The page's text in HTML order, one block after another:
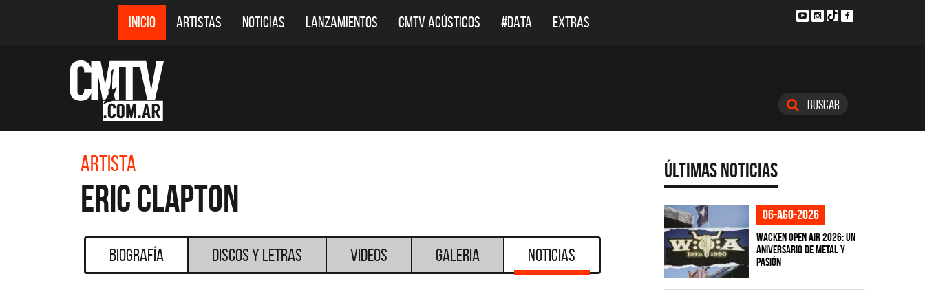
INICIO ARTISTAS NOTICIAS LANZAMIENTOS CMTV ACÚSTICOS #DATA EXTRAS
Buscar
Artista
Eric Clapton
Biografía Discos y Letras Videos Galeria Noticias
Últimas Noticias
06-ago-2026
Wacken Open Air 2026: Un
aniversario de metal y
pasión